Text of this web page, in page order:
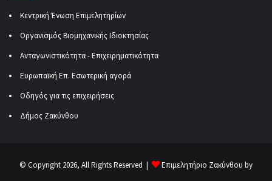
Κεντρική Ένωση Επιμελητηρίων
Οργανισμός Βιομηχανικής Ιδιοκτησίας
Ανταγωνιστικότητα - Επιχειρηματικότητα
Ευρωπαϊκή Επ. Εσωτερική αγορά
Οδηγός για τις επιχειρήσεις
Δήμος Ζακύνθου
© Copyright 2026, All Rights Reserved |
Επιμελητήριο Ζακύνθου by